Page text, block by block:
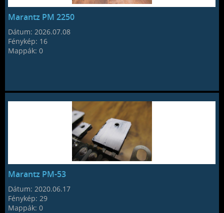
Marantz PM 2250
Dátum: 2026.07.08
Fénykép: 16
Mappák:0
Marantz PM-53
Dátum: 2020.06.17
Fénykép: 29
Mappák:0